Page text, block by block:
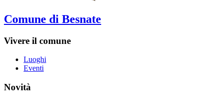
Comune di Besnate
Vivere il comune
Luoghi
Eventi
Novità